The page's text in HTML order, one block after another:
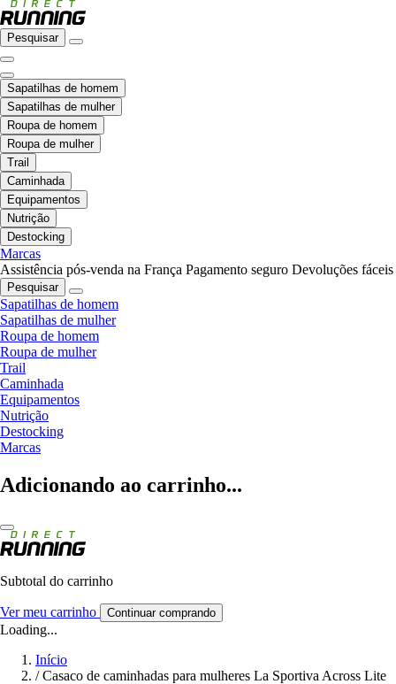
Pesquisar
Sapatilhas de homem
Sapatilhas de mulher
Roupa de homem
Roupa de mulher
Trail
Caminhada
Equipamentos
Nutrição
Destocking
Marcas
Assistência pós-venda na França Pagamento seguro Devoluções fáceis
Pesquisar
Sapatilhas de homem
Sapatilhas de mulher
Roupa de homem
Roupa de mulher
Trail
Caminhada
Equipamentos
Nutrição
Destocking
Marcas
Adicionando ao carrinho...
Subtotal do carrinho
Ver meu carrinho Continuar comprando
Loading...
Início
/ Casaco de caminhadas para mulheres La Sportiva Across Lite